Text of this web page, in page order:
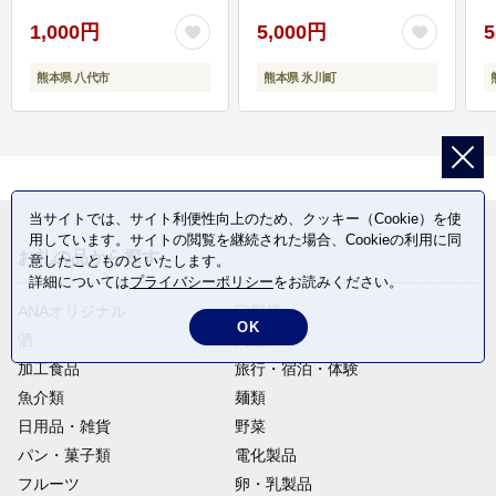
1,000円
熊本県 八代市
5,000円
熊本県 氷川町
お礼の品から探す
定期便
加工食品
旅行・宿泊・体験
魚介類
麺類
日用品・雑貨
野菜
パン・菓子類
電化製品
フルーツ
卵・乳製品
当サイトでは、サイト利便性向上のため、クッキー（Cookie）を使
用しています。サイトの閲覧を継続された場合、Cookieの利用に同
意したことものといたします。
詳細についてはプライバシーポリシーをお読みください。
OK